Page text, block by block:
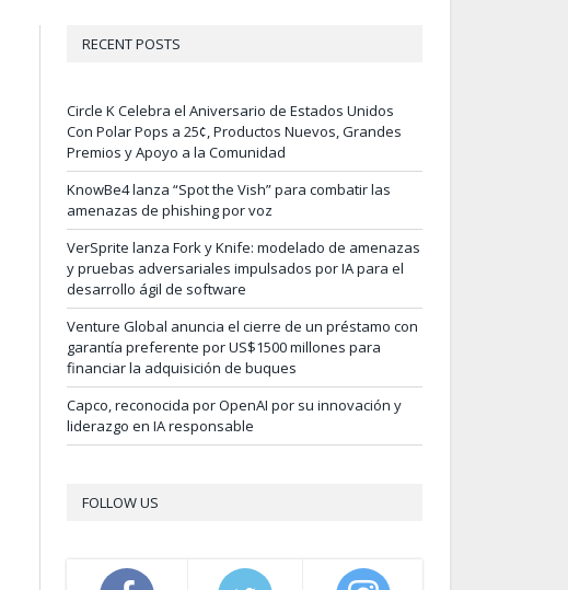
RECENT POSTS
Circle K Celebra el Aniversario de Estados Unidos
Con Polar Pops a 25¢, Productos Nuevos, Grandes
Premios y Apoyo a la Comunidad
KnowBe4 lanza “Spot the Vish” para combatir las
amenazas de phishing por voz
VerSprite lanza Fork y Knife: modelado de amenazas
y pruebas adversariales impulsados por IA para el
desarrollo ágil de software
Venture Global anuncia el cierre de un préstamo con
garantía preferente por US$1500 millones para
financiar la adquisición de buques
Capco, reconocida por OpenAI por su innovación y
liderazgo en IA responsable
FOLLOW US